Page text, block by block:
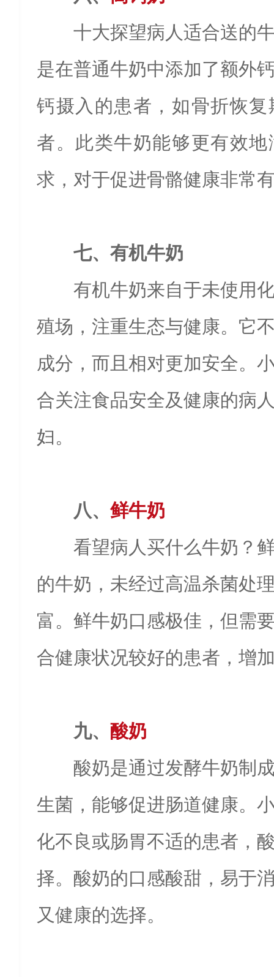
十大探望病人适合送的
是在普通牛奶中添加了额外
钙摄入的患者，如骨折恢
者。此类牛奶能够更有效
求，对于促进骨骼健康非常
七、有机牛奶
有机牛奶来自于未使用
殖场，注重生态与健康。它
成分，而且相对更加安全。
合关注食品安全及健康的病
妇。
八、 鲜牛奶
看望病人买什么牛奶？‌
的牛奶，未经过高温杀菌处
富。鲜牛奶口感极佳，但需
合健康状况较好的患者，增
九、 酸奶
酸奶是通过发酵牛奶制
生菌，能够促进肠道健康。
化不良或肠胃不适的患者，
择。酸奶的口感酸甜，易于
又健康的选择。